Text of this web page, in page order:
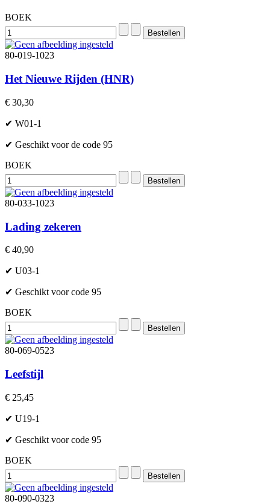
BOEK
80-019-1023
Het Nieuwe Rijden (HNR)
€ 30,30
✔ W01-1
✔ Geschikt voor de code 95
BOEK
80-033-1023
Lading zekeren
€ 40,90
✔ U03-1
✔ Geschikt voor code 95
BOEK
80-069-0523
Leefstijl
€ 25,45
✔ U19-1
✔ Geschikt voor code 95
BOEK
80-090-0323